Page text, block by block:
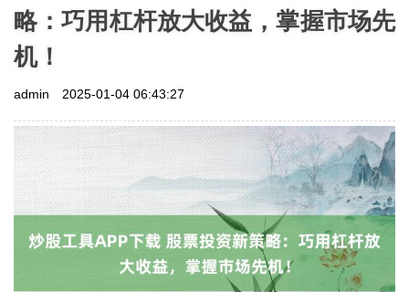
略：巧用杠杆放大收益，掌握市场先
机！
admin 2025-01-04 06:43:27